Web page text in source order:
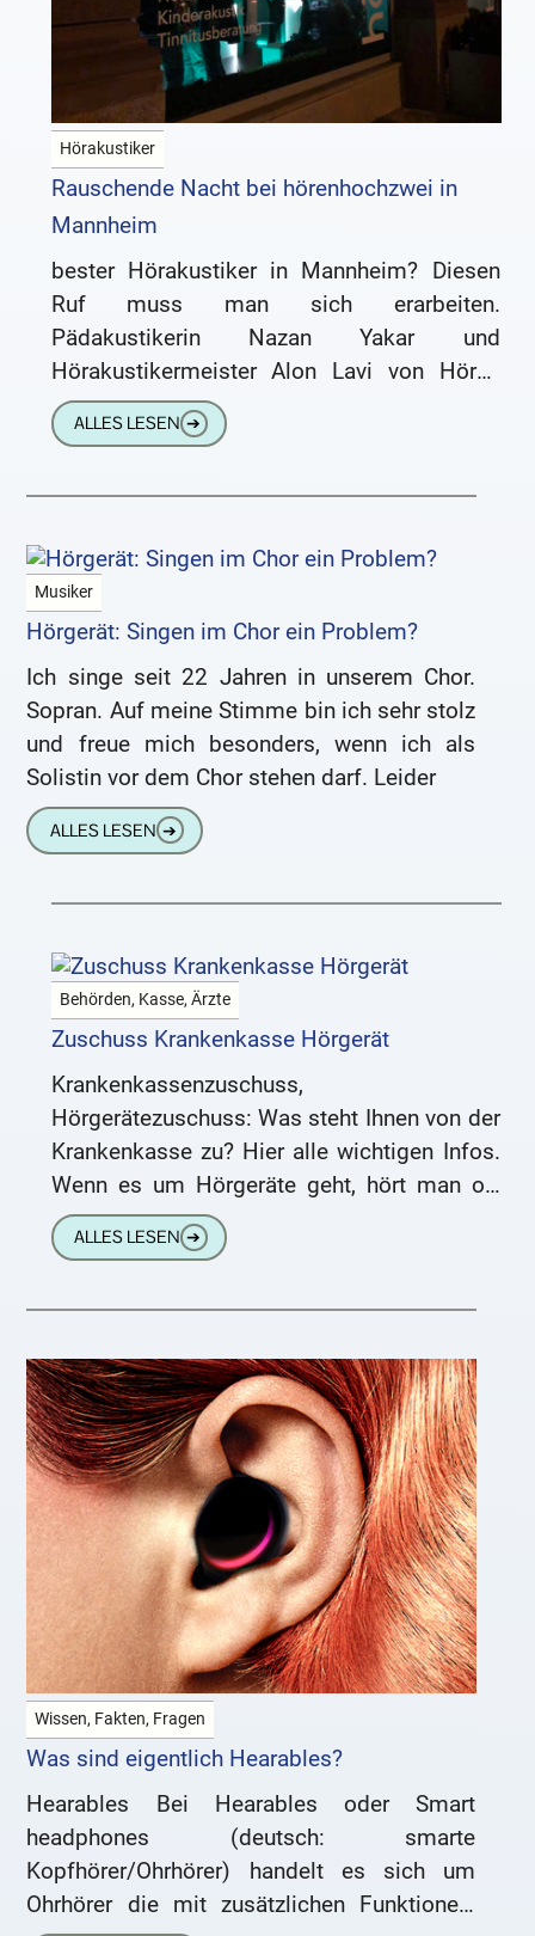
Hörakustiker
Rauschende Nacht bei hörenhochzwei in
Mannheim
bester Hörakustiker in Mannheim? Diesen
Ruf muss man sich erarbeiten.
Pädakustikerin Nazan Yakar und
Hörakustikermeister Alon Lavi von Hören
am Wasserturm in Mannheim wissen das
ganz genau. Durch kundenfreundliches
ALLES LESEN ➔
Musiker
Hörgerät: Singen im Chor ein Problem?
Ich singe seit 22 Jahren in unserem Chor.
Sopran. Auf meine Stimme bin ich sehr stolz
und freue mich besonders, wenn ich als
Solistin vor dem Chor stehen darf. Leider
ALLES LESEN ➔
Behörden, Kasse, Ärzte
Zuschuss Krankenkasse Hörgerät
Krankenkassenzuschuss,
Hörgerätezuschuss: Was steht Ihnen von der
Krankenkasse zu? Hier alle wichtigen Infos.
Wenn es um Hörgeräte geht, hört man oft
diesen Satz: „Meine Hörgeräte haben pro
Stück 1.700 €
ALLES LESEN ➔
Wissen, Fakten, Fragen
Was sind eigentlich Hearables?
Hearables Bei Hearables oder Smart
headphones (deutsch: smarte
Kopfhörer/Ohrhörer) handelt es sich um
Ohrhörer die mit zusätzlichen Funktionen,